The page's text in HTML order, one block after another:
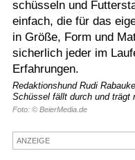
Kultur
Sport
Kostenlos
schüsseln und
einfach, die für das
in Größe, Form und
sicherlich jeder im
Erfahrungen.
Redaktionshund Rudi
Schüssel fällt durch und trägt
Foto: © BeierMedia.de
ANZEIGE